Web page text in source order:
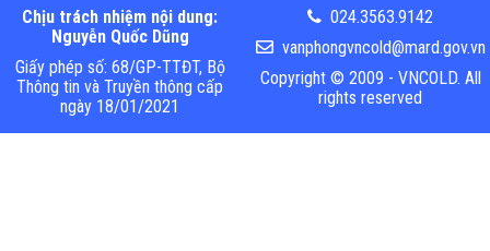
Chịu trách nhiệm nội dung:
Nguyễn Quốc Dũng
Giấy phép số: 68/GP-TTĐT, Bộ
Thông tin và Truyền thông cấp
ngày 18/01/2021
024.3563.9142
vanphongvncold@mard.gov.vn
Copyright © 2009 - VNCOLD. All
rights reserved